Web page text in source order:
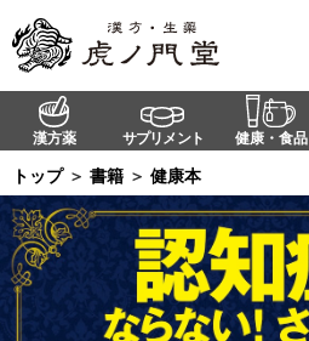
漢方薬 サプリメント 健康・食品
トップ ＞ 書籍 ＞ 健康本